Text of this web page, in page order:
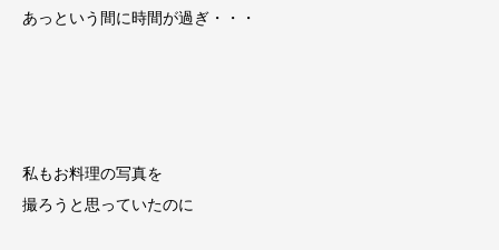
あっという間に時間が過ぎ・・・
私もお料理の写真を
撮ろうと思っていたのに